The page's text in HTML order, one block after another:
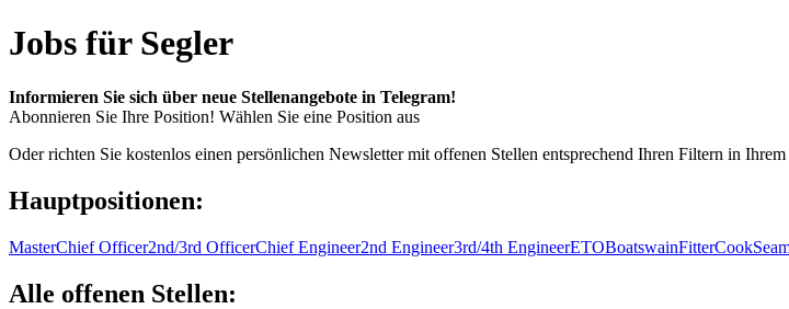
Jobs für Segler
Informieren Sie sich über neue Stellenangebote in Telegram!
Abonnieren Sie Ihre Position! Wählen Sie eine Position aus
Oder richten Sie kostenlos einen persönlichen Newsletter mit offenen Stellen entsprechend Ihren Filtern in
Hauptpositionen:
MasterChief Officer2nd/3rd OfficerChief Engineer2nd Engineer3rd/4th EngineerETOBoatswainFitterCook
Alle offenen Stellen: